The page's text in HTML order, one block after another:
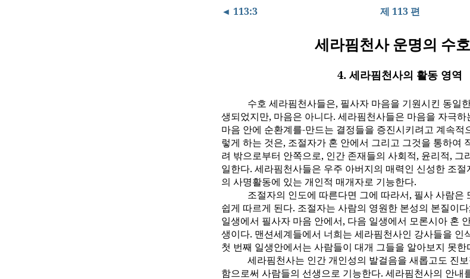
◄ 113:3 제 113 편
세라핌천사 운명의 수
4. 세라핌천사의 활동 영역
수호 세라핌천사들은, 필사자 마음을 기원시킨 동일
생되었지만, 마음은 아니다. 세라핌천사들은 마음을 자극
마음 안에 순환계를-만드는 결정들을 증진시키려고 계속적
렇게 하는 것은, 조절자가 혼 안에서 그리고 그것을 통하여
려 밖으로부터 안쪽으로, 인간 존재들의 사회적, 윤리적, 그
일한다. 세라핌천사들은 우주 아버지의 매력인 신성한 조
의 사명활동에 있는 개인적 매개자로 기능한다.
조절자의 인도에 따른다면 그에 따라서, 필사 사람은
쉽게 따르게 된다. 조절자는 사람의 영원한 본성의 본질이
일생에서 필사자 마음 안에서, 다음 일생에서 모론시아 혼
생이다. 맨션세계들에서 너희는 세라핌천사인 강사들을 인
첫 번째 일생안에서는 사람들이 대개 그들을 알아보지 못한
세라핌천사는 인간 개인성의 발걸음을 새롭고도 진
함으로써 사람들의 선생으로 기능한다. 세라핌천사의 안내